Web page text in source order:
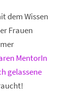
dem Wissen
Frauen
MentorIn
gelassene